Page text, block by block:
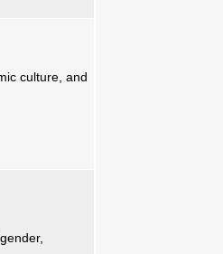
culture, and